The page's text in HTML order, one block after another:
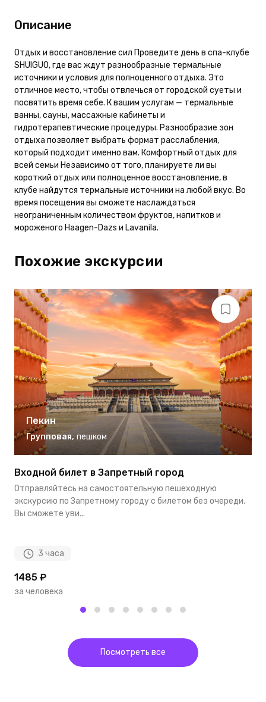
Описание
Отдых и восстановление сил Проведите день в спа-клубе
SHUIGUO, где вас ждут разнообразные термальные
источники и условия для полноценного отдыха. Это
отличное место, чтобы отвлечься от городской суеты и
посвятить время себе. К вашим услугам — термальные
ванны, сауны, массажные кабинеты и
гидротерапевтические процедуры. Разнообразие зон
отдыха позволяет выбрать формат расслабления,
который подходит именно вам. Комфортный отдых для
всей семьи Независимо от того, планируете ли вы
короткий отдых или полноценное восстановление, в
клубе найдутся термальные источники на любой вкус. Во
время посещения вы сможете наслаждаться
неограниченным количеством фруктов, напитков и
мороженого Haagen-Dazs и Lavanila.
Похожие экскурсии
Пекин
Групповая, пешком
Входной билет в Запретный город
Отправляйтесь на самостоятельную пешеходную
экскурсию по Запретному городу с билетом без очереди.
Вы сможете уви...
3 часа
1485 ₽
за человека
Посмотреть все